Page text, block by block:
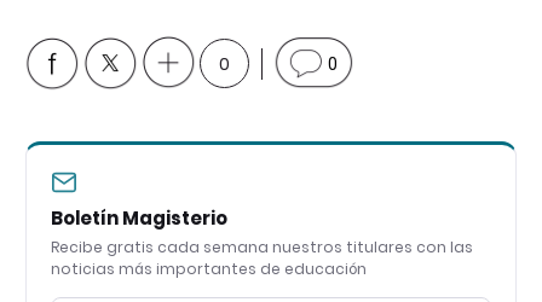
0 0
Boletín Magisterio
Recibe gratis cada semana nuestros titulares con las
noticias más importantes de educación